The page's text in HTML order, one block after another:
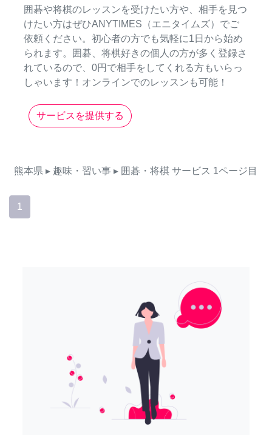
囲碁や将棋のレッスンを受けたい方や、相手を見つ
けたい方はぜひANYTIMES（エニタイムズ）でご
依頼ください。初心者の方でも気軽に1日から始め
られます。囲碁、将棋好きの個人の方が多く登録さ
れているので、0円で相手をしてくれる方もいらっ
しゃいます！オンラインでのレッスンも可能！
サービスを提供する
熊本県 ▸ 趣味・習い事 ▸ 囲碁・将棋 サービス 1ページ目
1